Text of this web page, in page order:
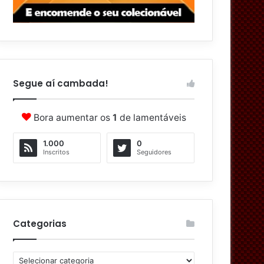
Segue aí cambada!
Bora aumentar os 1 de lamentáveis
1.000
Inscritos
0
Seguidores
Categorias